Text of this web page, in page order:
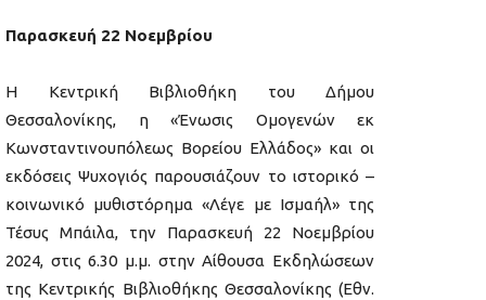
Παρασκευή 22 Νοεμβρίου
Η Κεντρική Βιβλιοθήκη του Δήμου
Θεσσαλονίκης, η «Ένωσις Ομογενών εκ
Κωνσταντινουπόλεως Βορείου Ελλάδος» και οι
εκδόσεις Ψυχογιός παρουσιάζουν το ιστορικό –
κοινωνικό μυθιστόρημα «Λέγε με Ισμαήλ» της
Τέσυς Μπάιλα, την Παρασκευή 22 Νοεμβρίου
2024, στις 6.30 μ.μ. στην Αίθουσα Εκδηλώσεων
της Κεντρικής Βιβλιοθήκης Θεσσαλονίκης (Εθν.